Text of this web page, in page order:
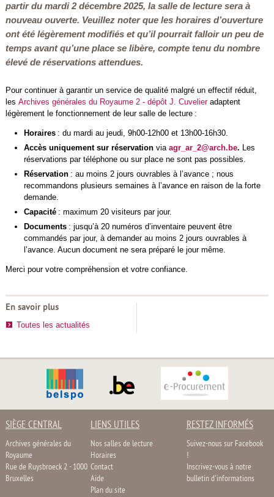
partir du mardi 2 décembre 2025, la salle de lecture sera à
nouveau ouverte. Veuillez noter que les horaires d’ouverture
ont été légèrement modifiés et qu’il pourrait falloir un peu de
temps avant qu’une place se libère, compte tenu du nombre
élevé de réservations attendues.
Pour continuer à garantir un service de qualité malgré un effectif réduit,
les Archives générales du Royaume 2 - dépôt J. Cuvelieradaptent
légèrement le fonctionnement de leur salle de lecture :
Horaires: du mardi au jeudi, 9h00-12h00 et 13h00-16h30.
Accès uniquement sur réservationvia agr_ar_2@arch.be. Les
réservations par téléphone ou sur place ne sont pas possibles.
Réservation: au moins 2 jours ouvrables à l’avance ; nous
recommandons plusieurs semaines à l’avance en raison de la forte
demande.
Capacité: maximum 20 visiteurs par jour.
Documents: jusqu’à 20 numéros d’inventairepeuvent être
commandés par jour, à demander au moins 2 jours ouvrables à
l’avance. Aucun document ne sera préparé le jour même.
Merci pour votre compréhension et votre confiance.
En savoir plus
Toutes les actualités
SIÈGE CENTRAL
Archives générales du
Royaume
Rue de Ruysbroeck 2 - 1000
Bruxelles
LIENS UTILES
Nos salles de lecture
Horaires
Contact
Aide
Plan du site
RESTEZ INFORMÉS
Suivez-nous sur Facebook
!
Inscrivez-vous à notre
bulletin d'informations